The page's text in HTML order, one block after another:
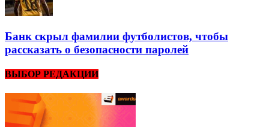
Банк скрыл фамилии футболистов, чтобы
рассказать о безопасности паролей
ВЫБОР РЕДАКЦИИ